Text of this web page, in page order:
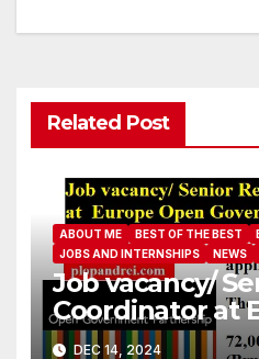
Related Post
ABOUT ME BEST OF THE BEST
JOBS AND INTERNSHIPS
NEWS
Job vacancy/
Coordinator at Europe Open
Government
DEC 14, 2024